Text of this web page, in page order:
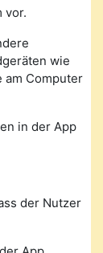
vor.
wie
am Computer
in der App
der Nutzer